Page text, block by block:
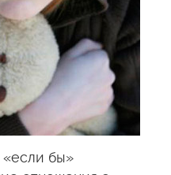
«если бы»